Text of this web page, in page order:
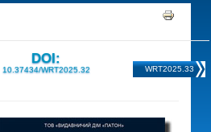
DOI:
10.37434/WRT2025.32 WRT2025.33